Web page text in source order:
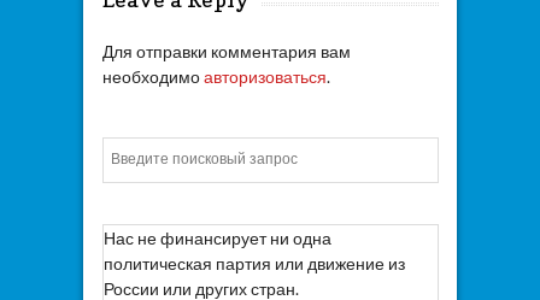
Для отправки комментария вам
необходимоавторизоваться.
Нас не финансирует ни одна
политическая партия или движение из
России или других стран.